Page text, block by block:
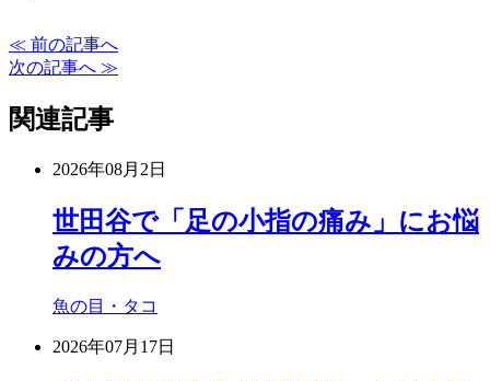
≪ 前の記事へ
次の記事へ ≫
関連記事
2026年08月2日
世田谷で「足の小指の痛み」にお悩
みの方へ
魚の目・タコ
2026年07月17日